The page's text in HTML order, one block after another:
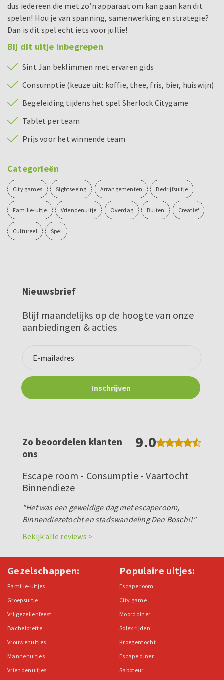
dus iedereen die met zo’n apparaat om kan gaan kan dit
spelen! Hou je van spanning, samenwerking en strategie?
Dan is dit spel echt iets voor jullie!
Bij dit uitje inbegrepen
Sint Jan beklimmen met ervaren gids
Consumptie (keuze uit: koffie, thee, fris, bier, huiswijn)
Begeleiding tijdens het spel Sherlock Citygame
Tablet per team
Prijs voor het winnende team
Categorieën
City games Sightseeing Arrangementen Bedrijfsuitje
Familie-uitje Vriendenuitje Overdag Buiten Creatief
Cultureel Spel
Nieuwsbrief
Blijf maandelijks op de hoogte van onze
aanbiedingen & acties
Zo beoordelen klanten
ons
9.0
Escape room - Consumptie - Vaartocht
Binnendieze
"Het was een geweldige dag met escaperoom,
Binnendiezetocht en stadswandeling Den Bosch!!"
Bekijk alle reviews >
Gezelschappen:
Familie-uitjes
Groepsuitje
Vrijgezellenfeest
Bachelorette
Vrouwenuitjes
Mannenuitjes
Vriendenuitjes
Populaire uitjes:
Escape room
City game
Moorddiner
Solex rijden
Kroegentocht
Escape diner
Saboteur